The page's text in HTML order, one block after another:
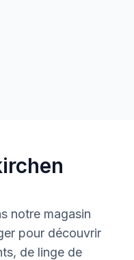
notre magasin
pour découvrir
de linge de